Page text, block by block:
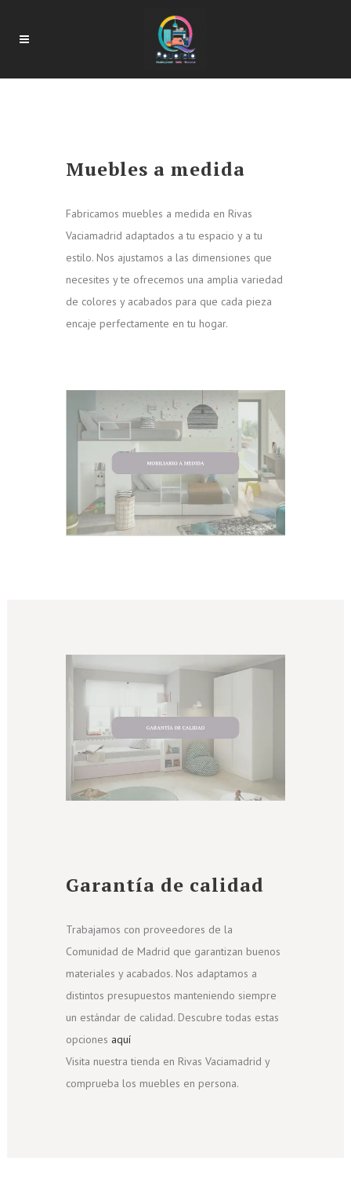
Muebles a medida
Fabricamos muebles a medida en Rivas
Vaciamadrid adaptados a tu espacio y a tu
estilo. Nos ajustamos a las dimensiones que
necesites y te ofrecemos una amplia variedad
de colores y acabados para que cada pieza
encaje perfectamente en tu hogar.
Garantía de calidad
Trabajamos con proveedores de la
Comunidad de Madrid que garantizan buenos
materiales y acabados. Nos adaptamos a
distintos presupuestos manteniendo siempre
un estándar de calidad. Descubre todas estas
opciones aquí
Visita nuestra tienda en Rivas Vaciamadrid y
comprueba los muebles en persona.